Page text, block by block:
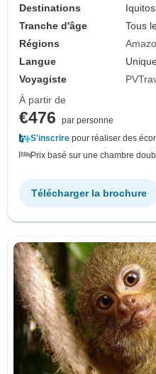
Destinations
Iquitos
Tranche d'âge
Tous
Régions
Langue
Voyagiste
À partir de
€476
par personne
S'inscrire pour réaliser des
Prix basé sur une chambre
Télécharger la brochure